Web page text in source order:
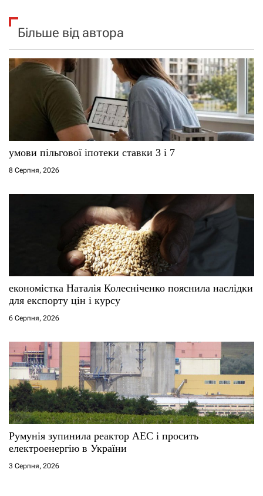
Більше від автора
умови пільгової іпотеки ставки 3 і 7
8 Серпня, 2026
економістка Наталія Колесніченко пояснила наслідки
для експорту цін і курсу
6 Серпня, 2026
Румунія зупинила реактор АЕС і просить
електроенергію в України
3 Серпня, 2026